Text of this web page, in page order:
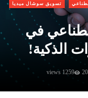
تسويق سوشال ميديا
في
الذكية!
1259 views